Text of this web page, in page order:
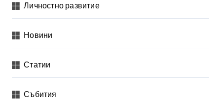
Личностно развитие
Новини
Статии
Събития